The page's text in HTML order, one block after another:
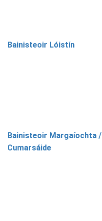
Bainisteoir Lóistín
Bainisteoir Margaíochta /
Cumarsáide